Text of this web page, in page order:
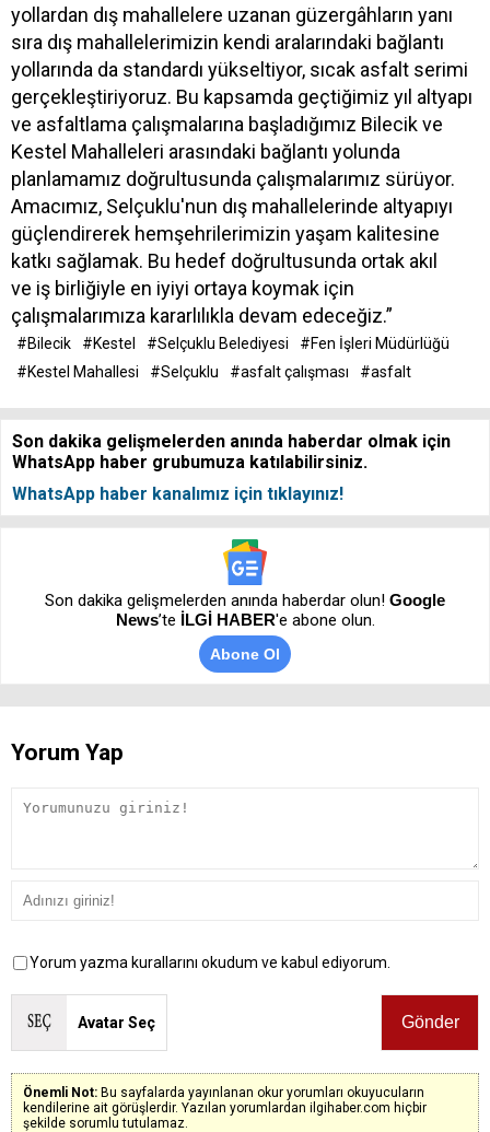
yollardan dış mahallelere uzanan güzergâhların yanı
sıra dış mahallelerimizin kendi aralarındaki bağlantı
yollarında da standardı yükseltiyor, sıcak asfalt serimi
gerçekleştiriyoruz. Bu kapsamda geçtiğimiz yıl altyapı
ve asfaltlama çalışmalarına başladığımız Bilecik ve
Kestel Mahalleleri arasındaki bağlantı yolunda
planlamamız doğrultusunda çalışmalarımız sürüyor.
Amacımız, Selçuklu'nun dış mahallelerinde altyapıyı
güçlendirerek hemşehrilerimizin yaşam kalitesine
katkı sağlamak. Bu hedef doğrultusunda ortak akıl
ve iş birliğiyle en iyiyi ortaya koymak için
çalışmalarımıza kararlılıkla devam edeceğiz.”
#Bilecik #Kestel #Selçuklu Belediyesi
#Fen İşleri Müdürlüğü
#Kestel Mahallesi
#Selçuklu #asfalt çalışması #asfalt
Son dakika gelişmelerden anında haberdar olmak için
WhatsApp haber grubumuza katılabilirsiniz.
WhatsApp haber kanalımız için tıklayınız!
Son dakika gelişmelerden anında haberdar olun! Google
News’te İLGİ HABER'e abone olun.
Abone Ol
Yorum Yap
Yorum yazma kurallarını okudum ve kabul ediyorum.
Avatar Seç
Önemli Not: Bu sayfalarda yayınlanan okur yorumları okuyucuların
kendilerine ait görüşlerdir. Yazılan yorumlardan ilgihaber.com hiçbir
şekilde sorumlu tutulamaz.